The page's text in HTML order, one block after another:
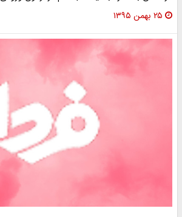
۲۵ بهمن ۱۳۹۵